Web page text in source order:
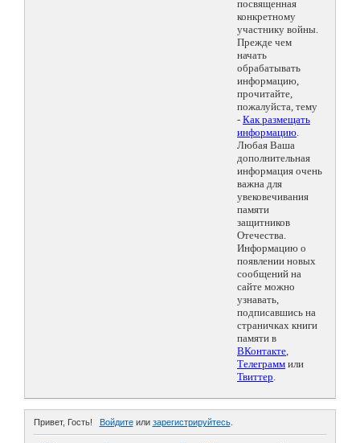
посвященная
конкретному
участнику войны.
Прежде чем
начать
обрабатывать
информацию,
прочитайте,
пожалуйста, тему
- Как размещать
информацию.
Любая Ваша
дополнительная
информация очень
важна для
увековечивания
памяти
защитников
Отечества.
Информацию о
появлении новых
сообщений на
сайте можно
узнавать,
подписавшись на
страничках книги
памяти в
ВКонтакте,
Телеграмм или
Твиттер.
Привет, Гость! Войдитеили зарегистрируйтесь.